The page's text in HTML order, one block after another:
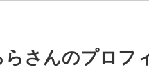
さんのプロフ